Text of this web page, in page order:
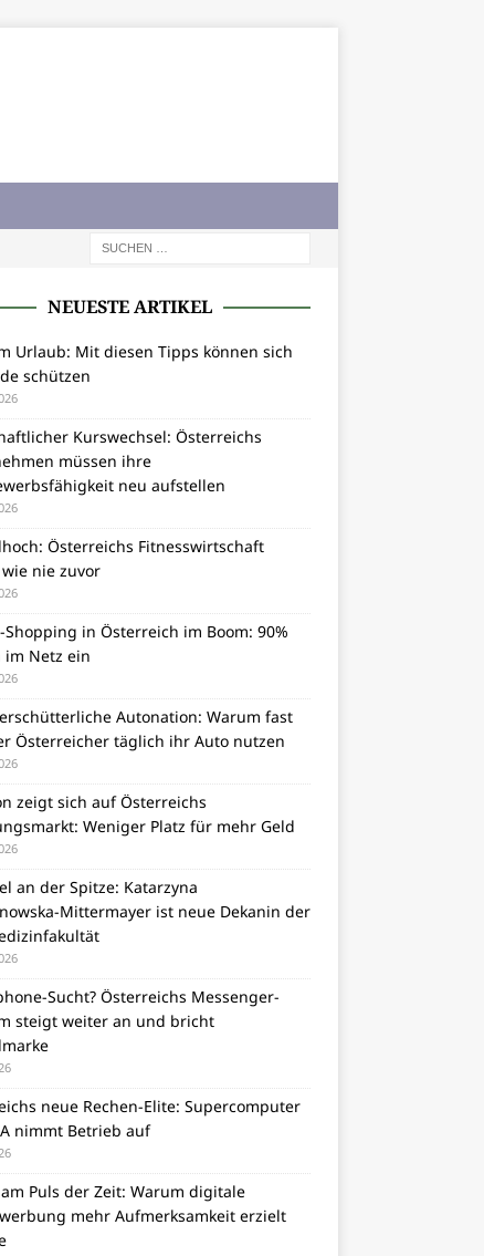
NEUESTE ARTIKEL
Urlaub: Mit diesen Tipps können sich
schützen
Kurswechsel: Österreichs
müssen ihre
neu aufstellen
Österreichs Fitnesswirtschaft
nie zuvor
in Österreich im Boom: 90%
im Netz ein
Autonation: Warum fast
Österreicher täglich ihr Auto nutzen
zeigt sich auf Österreichs
Weniger Platz für mehr Geld
an der Spitze: Katarzyna
Mittermayer ist neue Dekanin der
Sucht? Österreichs Messenger-
steigt weiter an und bricht
neue Rechen-Elite: Supercomputer
nimmt Betrieb auf
am Puls der Zeit: Warum digitale
mehr Aufmerksamkeit erzielt